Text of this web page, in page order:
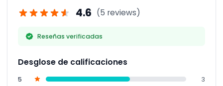
4.6 (5 reviews)
Reseñas verificadas
Desglose de calificaciones
5
3